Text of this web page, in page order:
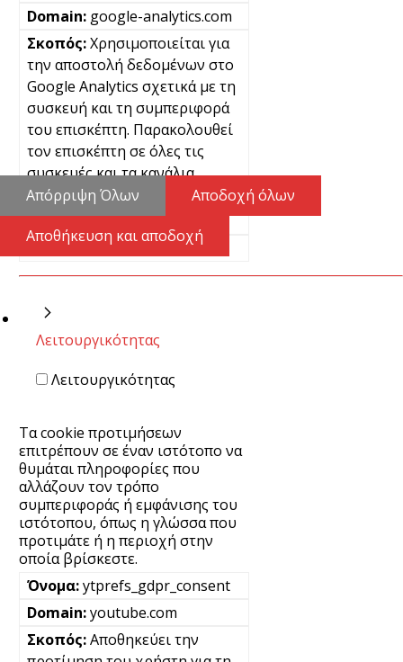
google-analytics.com
Χρησιμοποιείται για
την αποστολή δεδομένων στο
Google Analytics σχετικά με τη
συσκευή και τη συμπεριφορά
του επισκέπτη. Παρακολουθεί
τον επισκέπτη σε όλες τις
συσκευές και τα κανάλια
μάρκετινγκ.
Μόνιμα
Pixel
Λειτουργικότητας
Λειτουργικότητας
Τα cookie προτιμήσεων
επιτρέπουν σε έναν ιστότοπο να
θυμάται πληροφορίες που
αλλάζουν τον τρόπο
συμπεριφοράς ή εμφάνισης του
ιστότοπου, όπως η γλώσσα που
προτιμάτε ή η περιοχή στην
οποία βρίσκεστε.
ytprefs_gdpr_consent
youtube.com
Αποθηκεύει την
Απόρριψη Όλων Αποδοχή όλων
Αποθήκευση και αποδοχή